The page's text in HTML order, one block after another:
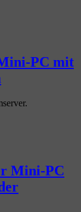
PC mit
Mini-PC